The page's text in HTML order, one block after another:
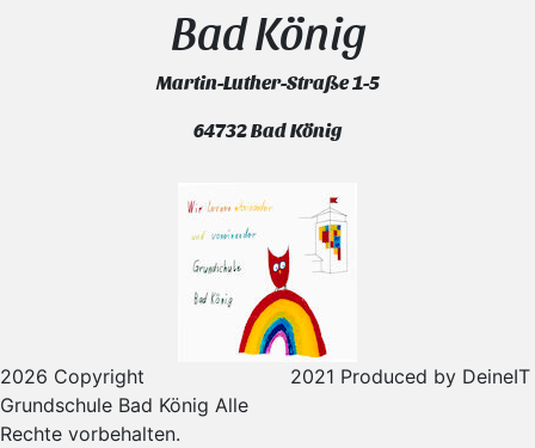
Bad König
Martin-Luther-Straße 1-5
64732 Bad König
2026 Copyright
Grundschule Bad König Alle
Rechte vorbehalten.
2021 Produced by DeineIT